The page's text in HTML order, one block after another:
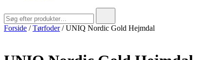
efter:
Forside /Tørfoder/ UNIQ Nordic Gold Hejmdal